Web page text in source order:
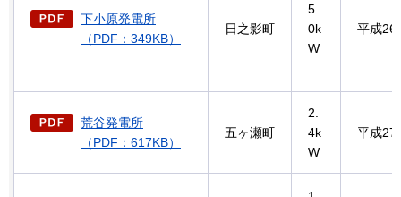
下小原発電所
（PDF：349KB）
日之影町
5.
0k
W
平成26
荒谷発電所
（PDF：617KB）
五ヶ瀬町
2.
4k
W
平成27